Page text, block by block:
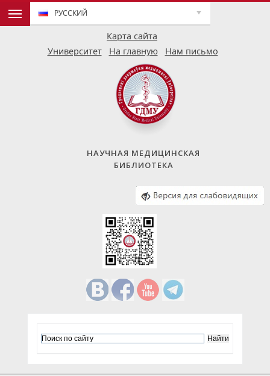
Карта сайта
РУССКИЙ
Университет На главную Нам письмо
НАУЧНАЯ МЕДИЦИНСКАЯ
БИБЛИОТЕКА